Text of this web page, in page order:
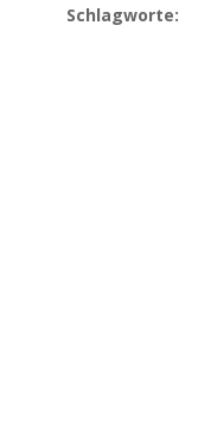
Schlagworte: